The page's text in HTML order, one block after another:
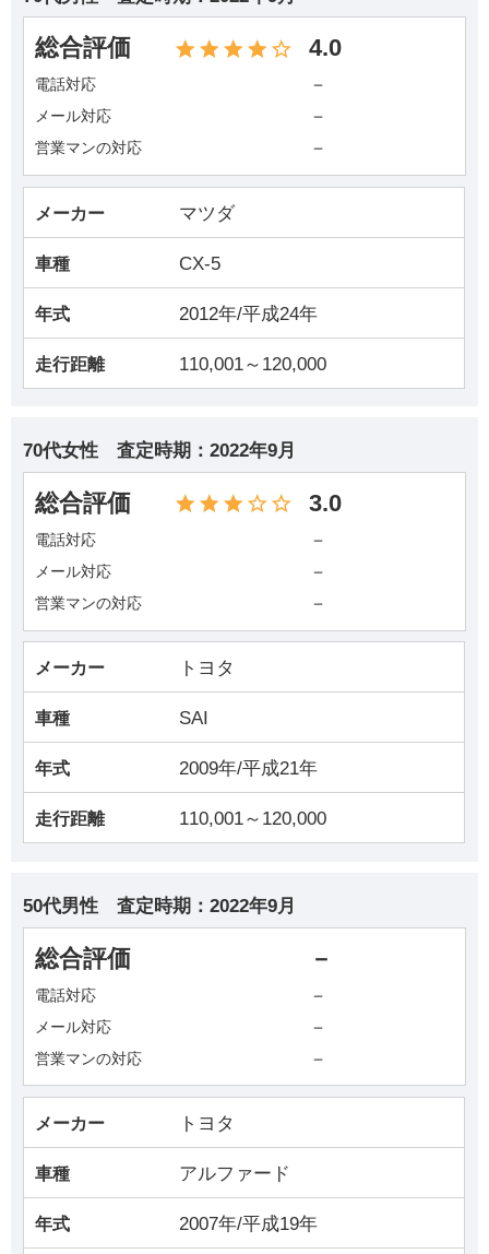
総合評価 4.0
電話対応 －
メール対応 －
営業マンの対応 －
メーカー マツダ
車種 CX-5
年式 2012年/平成24年
走行距離 110,001～120,000
70代女性 査定時期： 2022年9月
総合評価 3.0
電話対応 －
メール対応 －
営業マンの対応 －
メーカー トヨタ
車種 SAI
年式 2009年/平成21年
走行距離 110,001～120,000
50代男性 査定時期： 2022年9月
総合評価 －
電話対応 －
メール対応 －
営業マンの対応 －
メーカー トヨタ
車種 アルファード
年式 2007年/平成19年